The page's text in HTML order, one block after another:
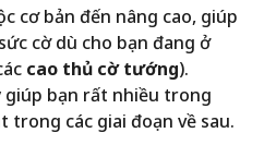
cơ bản đến nâng cao, giúp
cờ dù cho bạn đang ở
cao thủ cờ tướng).
giúp bạn rất nhiều trong
trong các giai đoạn về sau.